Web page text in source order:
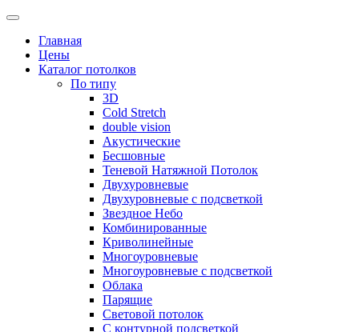
Skip
contentГлавная
Цены
Каталог потолков
По типу
3D
Cold Stretch
double vision
Акустические
Бесшовные
Теневой Натяжной Потолок
Двухуровневые
Двухуровневые с подсветкой
Звездное Небо
Комбинированные
Криволинейные
Многоуровневые
Многоуровневые с подсветкой
Облака
Парящие
Световой потолок
С контурной подсветкой